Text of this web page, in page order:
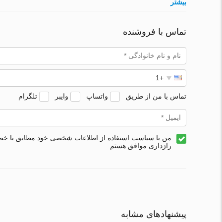
بیشتر
تماس با فروشنده
تماس با من از طریق واتساپ وایبر تلگرام
من با سیاست استفاده از اطلاعات شخصی خود مطابق با
رازداری موافق هستم
پیشنهادهای مشابه